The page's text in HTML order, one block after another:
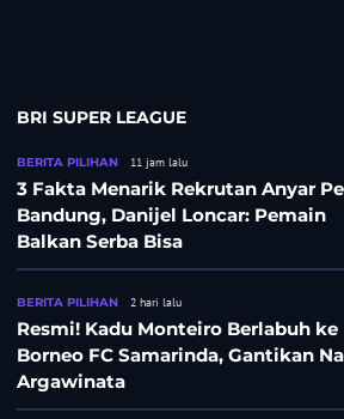
BRI SUPER LEAGUE
BERITA PILIHAN 11 jam lalu
3 Fakta Menarik Rekrutan Anyar
Bandung, Danijel Loncar: Pemain
Balkan Serba Bisa
BERITA PILIHAN 2 hari lalu
Resmi! Kadu Monteiro Berlabuh ke
Borneo FC Samarinda, Gantikan
Argawinata